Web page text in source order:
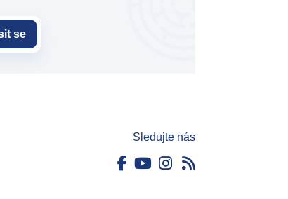
se
Sledujte nás